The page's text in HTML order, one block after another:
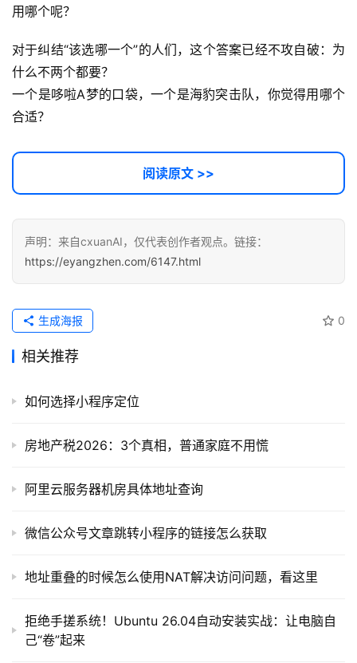
用哪个呢？
对于纠结“该选哪一个”的人们，这个答案已经不攻自破：为
什么不两个都要？
一个是哆啦A梦的口袋，一个是海豹突击队，你觉得用哪个
合适？
阅读原文 >>
声明：来自cxuanAI，仅代表创作者观点。链接：
https://eyangzhen.com/6147.html
0
生成海报
相关推荐
如何选择小程序定位
房地产税2026：3个真相，普通家庭不用慌
阿里云服务器机房具体地址查询
微信公众号文章跳转小程序的链接怎么获取
地址重叠的时候怎么使用NAT解决访问问题，看这里
拒绝手搓系统！Ubuntu 26.04自动安装实战：让电脑自
己“卷”起来